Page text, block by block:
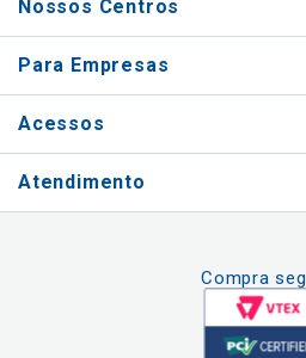
Nossos Centros
Para Empresas
Acessos
Atendimento
Compra